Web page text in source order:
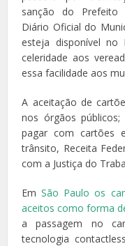
sanção do Prefeito
Diário Oficial do
esteja disponível
celeridade aos
essa facilidade aos
A aceitação de
nos órgãos
pagar com cartões
trânsito, Receita
com a Justiça do
EmSão Paulo os
aceitos como forma
a passagem no
tecnologia